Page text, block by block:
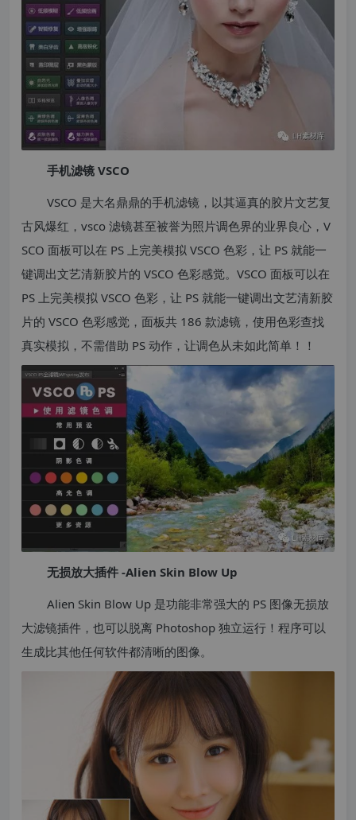
手机滤镜 VSCO
VSCO 是大名鼎鼎的手机滤镜，以其逼真的胶片文艺复
古风爆红，vsco 滤镜甚至被誉为照片调色界的业界良心，V
SCO 面板可以在 PS 上完美模拟 VSCO 色彩，让 PS 就能一
键调出文艺清新胶片的 VSCO 色彩感觉。VSCO 面板可以在
PS 上完美模拟 VSCO 色彩，让 PS 就能一键调出文艺清新胶
片的 VSCO 色彩感觉，面板共 186 款滤镜，使用色彩查找
真实模拟，不需借助 PS 动作，让调色从未如此简单！！
无损放大插件 -Alien Skin Blow Up
Alien Skin Blow Up 是功能非常强大的 PS 图像无损放
大滤镜插件，也可以脱离 Photoshop 独立运行！程序可以
生成比其他任何软件都清晰的图像。